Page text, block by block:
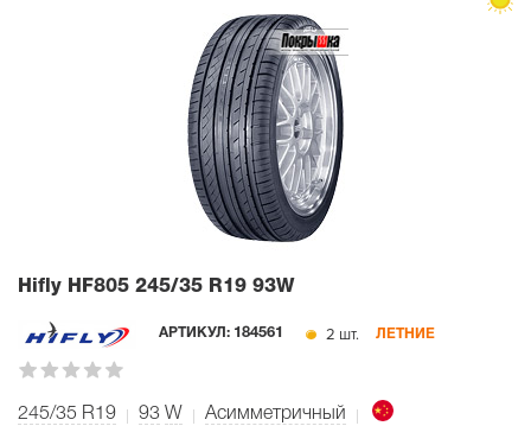
Hifly HF805 245/35 R19 93W
АРТИКУЛ: 184561 2 шт. ЛЕТНИЕ
245/35 R19 93 W Асимметричный